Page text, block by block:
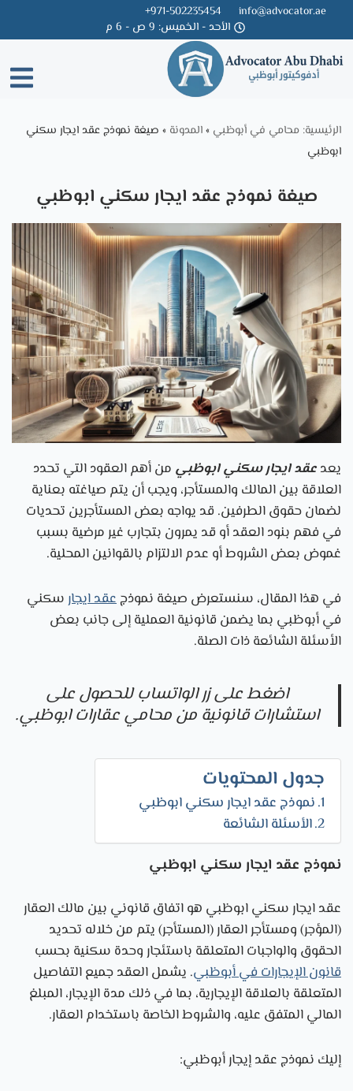
Skip
to
content
info@advocator.ae
971-502235454+
الأحد - الخميس: 9 ص - 6 م
الرئيسية: محامي في أبوظبي »المدونة » صيغة نموذج عقد ايجار سكني
ابوظبي
صيغة نموذج عقد ايجار سكني ابوظبي
يعدعقد ايجار سكني ابوظبي من أهم العقود التي تحدد
العلاقة بين المالك والمستأجر، ويجب أن يتم صياغته بعناية
لضمان حقوق الطرفين. قد يواجه بعض المستأجرين تحديات
في فهم بنود العقد أو قد يمرون بتجارب غير مرضية بسبب
غموض بعض الشروط أو عدم الالتزام بالقوانين المحلية.
في هذا المقال، سنستعرض صيغة نموذجعقد ايجار سكني
في أبوظبي بما يضمن قانونية العملية إلى جانب بعض
الأسئلة الشائعة ذات الصلة.
اضغط على زر الواتساب للحصول على
استشارات قانونية منمحامي عقارات ابوظبي.
جدول المحتويات
نموذج عقد ايجار سكني ابوظبي
الأسئلة الشائعة
نموذج عقد ايجار سكني ابوظبي
عقد ايجار سكني ابوظبي هو اتفاق قانوني بين مالك العقار
(المؤجر) ومستأجر العقار (المستأجر) يتم من خلاله تحديد
الحقوق والواجبات المتعلقة باستئجار وحدة سكنية بحسب
قانون الإيجارات في أبوظبي. يشمل العقد جميع التفاصيل
المتعلقة بالعلاقة الإيجارية، بما في ذلك مدة الإيجار، المبلغ
المالي المتفق عليه، والشروط الخاصة باستخدام العقار.
إليك نموذج عقد إيجار أبوظبي: